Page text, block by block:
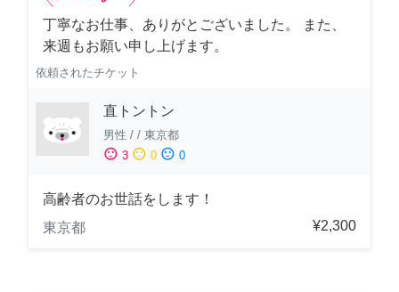
丁寧なお仕事、ありがとございました。 また、
来週もお願い申し上げます。
依頼されたチケット
直トントン
男性 / / 東京都
sentiment_satisfied 3 sentiment_neutral 0 sentiment_dissatisfied 0
高齢者のお世話をします！
東京都
¥2,300